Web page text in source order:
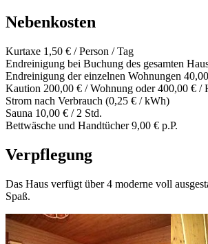
Nebenkosten
Kurtaxe 1,50 € / Person / Tag
Endreinigung bei Buchung des gesamten
Endreinigung der einzelnen Wohnungen
Kaution 200,00 € / Wohnung oder 400,00 € /
Strom nach Verbrauch (0,25 € / kWh)
Sauna 10,00 € / 2 Std.
Bettwäsche und Handtücher 9,00 € p.P.
Verpflegung
Das Haus verfügt über 4 moderne voll
Spaß.